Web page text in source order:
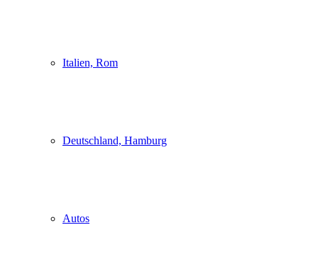
Italien, Rom
Deutschland, Hamburg
Autos